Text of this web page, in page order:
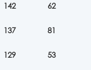
142 62
137 81
129 53